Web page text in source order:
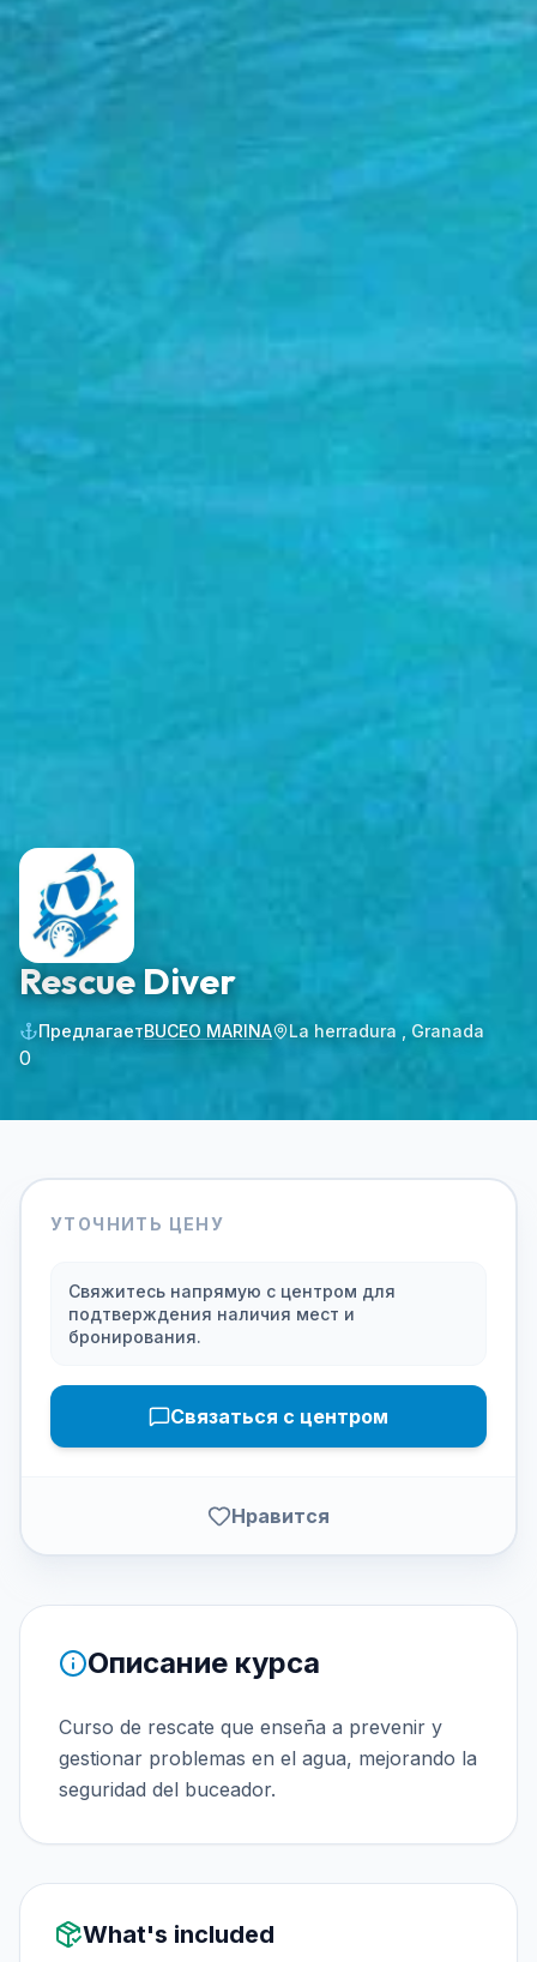
Rescue Diver
ПредлагаетBUCEO MARINA La herradura , Granada
0
Описание курса
Curso de rescate que enseña a prevenir y
gestionar problemas en el agua, mejorando la
seguridad del buceador.
What's included
УТОЧНИТЬ ЦЕНУ
Свяжитесь напрямую с центром для
подтверждения наличия мест и
бронирования.
Связаться с центром
Нравится